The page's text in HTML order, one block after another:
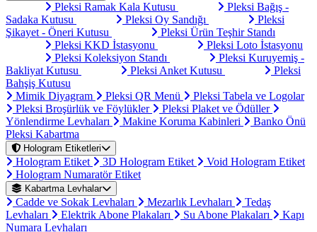
Pleksi Ramak Kala Kutusu
Pleksi Bağış -
Sadaka Kutusu
Pleksi Oy Sandığı
Pleksi
Şikayet - Öneri Kutusu
Pleksi Ürün Teşhir Standı
Pleksi KKD İstasyonu
Pleksi Loto İstasyonu
Pleksi Koleksiyon Standı
Pleksi Kuruyemiş -
Bakliyat Kutusu
Pleksi Anket Kutusu
Pleksi
Bahşiş Kutusu
Mimik Diyagram
Pleksi QR Menü
Pleksi Tabela ve Logolar
Pleksi Broşürlük ve Föylükler
Pleksi Plaket ve Ödüller
Yönlendirme Levhaları
Makine Koruma Kabinleri
Banko Önü
Pleksi Kabartma
Hologram Etiketleri
Hologram Etiket 3D Hologram Etiket
Void Hologram Etiket
Hologram Numaratör Etiket
Kabartma Levhalar
Cadde ve Sokak Levhaları Mezarlık Levhaları
Tedaş
Levhaları
Elektrik Abone Plakaları Su Abone Plakaları
Kapı
Numara Levhaları